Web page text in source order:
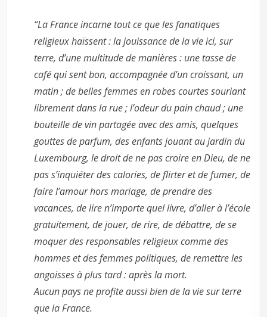
“La France incarne tout ce que les fanatiques
religieux haïssent : la jouissance de la vie ici, sur
terre, d’une multitude de manières : une tasse de
café qui sent bon, accompagnée d’un croissant, un
matin ; de belles femmes en robes courtes souriant
librement dans la rue ; l’odeur du pain chaud ; une
bouteille de vin partagée avec des amis, quelques
gouttes de parfum, des enfants jouant au jardin du
Luxembourg, le droit de ne pas croire en Dieu, de ne
pas s’inquiéter des calories, de flirter et de fumer, de
faire l’amour hors mariage, de prendre des
vacances, de lire n’importe quel livre, d’aller à l’école
gratuitement, de jouer, de rire, de débattre, de se
moquer des responsables religieux comme des
hommes et des femmes politiques, de remettre les
angoisses à plus tard : après la mort.
Aucun pays ne profite aussi bien de la vie sur terre
que la France.